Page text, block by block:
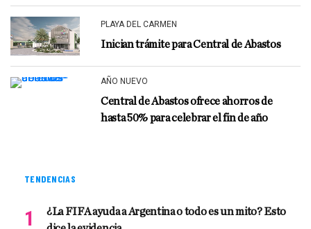
PLAYA DEL CARMEN
Inician trámite para Central de Abastos
AÑO NUEVO
Central de Abastos ofrece ahorros de
hasta 50% para celebrar el fin de año
TENDENCIAS
¿La FIFA ayuda a Argentina o todo es un mito? Esto